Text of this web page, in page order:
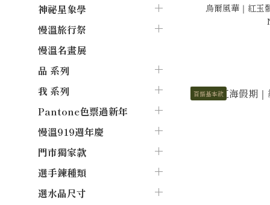
神祕星象學
慢溫旅行祭
慢溫名畫展
品 系列
我 系列
Pantone色票過新年
慢溫919週年慶
門市獨家款
選手鍊種類
選水晶尺寸
烏爾風華｜紅玉
百搭基本款